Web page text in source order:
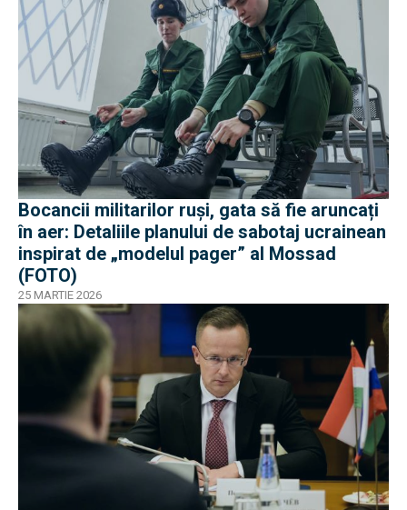
Bocancii militarilor ruși, gata să fie aruncați
în aer: Detaliile planului de sabotaj ucrainean
inspirat de „modelul pager” al Mossad
(FOTO)
25 MARTIE 2026